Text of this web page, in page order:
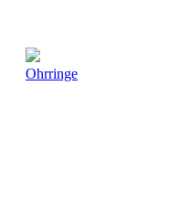
Ohrringe